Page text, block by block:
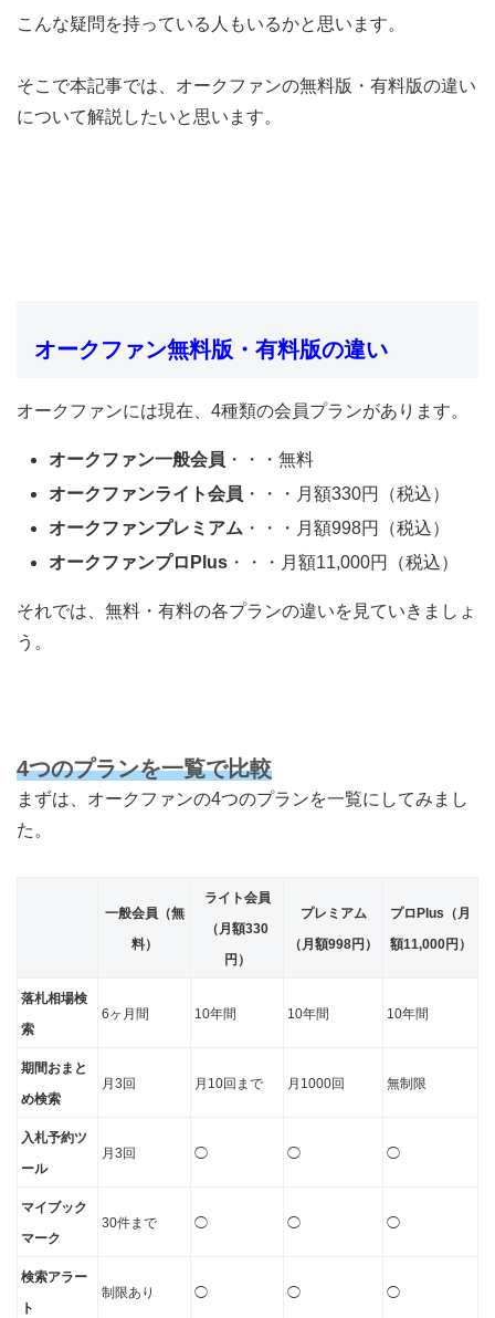
こんな疑問を持っている人もいるかと思います。
そこで本記事では、オークファンの無料版・有料版の違い
について解説したいと思います。
オークファン無料版・有料版の違い
オークファンには現在、4種類の会員プランがあります。
オークファン一般会員 ・・・無料
オークファンライト会員 ・・・月額330円（税込）
オークファンプレミアム ・・・月額998円（税込）
オークファンプロPlus ・・・月額11,000円（税込）
それでは、無料・有料の各プランの違いを見ていきましょ
う。
4つのプランを一覧で比較
まずは、オークファンの4つのプランを一覧にしてみまし
た。
一般会員（無
料）
ライト会員
（月額330
円）
プレミアム
（月額998円）
プロPlus（月
額11,000円）
落札相場検
索
6ヶ月間 10年間 10年間 10年間
期間おまと
め検索
月3回 月10回まで 月1000回 無制限
入札予約ツ
ール
月3回 ◯ ◯ ◯
マイブック
マーク
30件まで ◯ ◯ ◯
検索アラー
ト
制限あり ◯ ◯ ◯